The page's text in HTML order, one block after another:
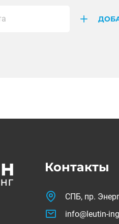
Контакты
СПБ, пр.
info@leutin-